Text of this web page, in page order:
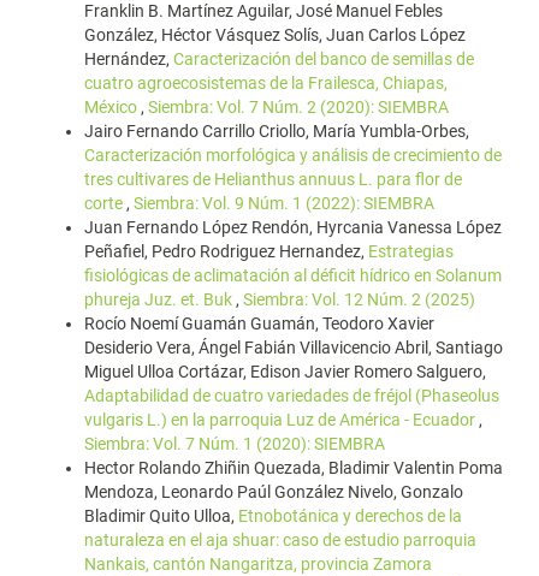
Franklin B. Martínez Aguilar, José Manuel Febles
González, Héctor Vásquez Solís, Juan Carlos López
Hernández, Caracterización del banco de semillas de
cuatro agroecosistemas de la Frailesca, Chiapas,
México, Siembra: Vol. 7 Núm. 2 (2020): SIEMBRA
Jairo Fernando Carrillo Criollo, María Yumbla-Orbes,
Caracterización morfológica y análisis de crecimiento de
tres cultivares de Helianthus annuus L. para flor de
corte, Siembra: Vol. 9 Núm. 1 (2022): SIEMBRA
Juan Fernando López Rendón, Hyrcania Vanessa López
Peñafiel, Pedro Rodriguez Hernandez, Estrategias
fisiológicas de aclimatación al déficit hídrico en Solanum
phureja Juz. et. Buk, Siembra: Vol. 12 Núm. 2 (2025)
Rocío Noemí Guamán Guamán, Teodoro Xavier
Desiderio Vera, Ángel Fabián Villavicencio Abril, Santiago
Miguel Ulloa Cortázar, Edison Javier Romero Salguero,
Adaptabilidad de cuatro variedades de fréjol (Phaseolus
vulgaris L.) en la parroquia Luz de América - Ecuador,
Siembra: Vol. 7 Núm. 1 (2020): SIEMBRA
Hector Rolando Zhiñin Quezada, Bladimir Valentin Poma
Mendoza, Leonardo Paúl González Nivelo, Gonzalo
Bladimir Quito Ulloa, Etnobotánica y derechos de la
naturaleza en el aja shuar: caso de estudio parroquia
Nankais, cantón Nangaritza, provincia Zamora